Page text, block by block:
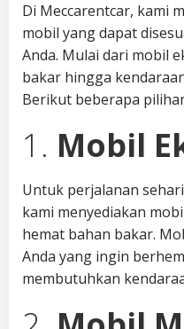
Di Meccarentcar, kami
mobil yang dapat
Anda. Mulai dari mobil
bakar hingga
Berikut beberapa
1. Mobil
Untuk perjalanan
kami menyediakan
hemat bahan bakar.
Anda yang ingin
membutuhkan